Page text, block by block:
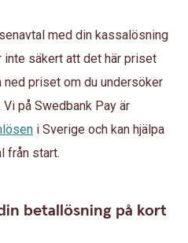
med din kassalösning
inte säkert att det här priset
ned priset om du undersöker
på Swedbank Pay är
i Sverige och kan hjälpa
från start.
betallösning på kort